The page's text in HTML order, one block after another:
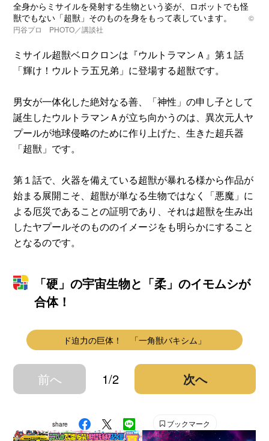
全身からミサイルを発射する生物という姿が、ロボットでも怪
獣でもない「超獣」そのものを身をもって表しています。©
円谷プロ PHOTO／講談社
ミサイル超獣ベロクロンは『ウルトラマンＡ』第１話
「輝け！ウルトラ五兄弟」に登場する超獣です。
男女が一体化した絶対なる善、「神性」の申し子として
誕生したウルトラマンＡが立ち向かうのは、異次元人ヤ
プールが地球侵略のために作り上げた、生きた超兵器
「超獣」です。
第１話で、火器を備えている超獣が暴れる様から作品が
始まる展開こそ、超獣が単なる生物ではなく「悪魔」に
よる厄災であることの証明であり、それは超獣を生み出
したヤプールそのもののイメージをも明らかにすること
となるのです。
「硬」の宇宙生物と「柔」のイモムシが
合体！
ド迫力の巨体！ 「一角獣バキシム」
前へ 1/2 次へ
share ブックマーク